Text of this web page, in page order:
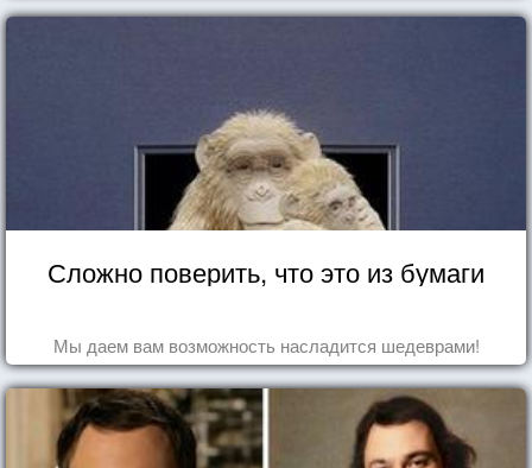
Сложно поверить, что это из бумаги
Мы даем вам возможность насладится шедеврами!